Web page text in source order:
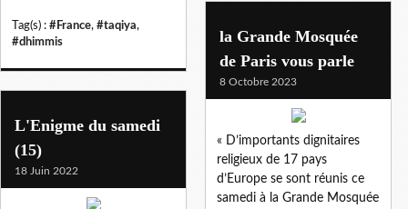
Tag(s) : #France, #taqiya,
#dhimmis
la Grande Mosquée
de Paris vous parle
8 Octobre 2023
« D’importants dignitaires
religieux de 17 pays
d’Europe se sont réunis ce
samedi à la Grande Mosquée
L'Enigme du samedi
(15)
18 Juin 2022